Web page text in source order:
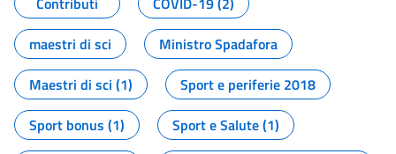
maestri di sci
Ministro Spadafora
Maestri di sci (1)
Sport e periferie 2018
Sport bonus (1)
Sport e Salute (1)